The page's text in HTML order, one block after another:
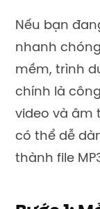
Nếu bạn
nhanh
mềm, trình
chính là
video và âm
có thể dễ
thành file